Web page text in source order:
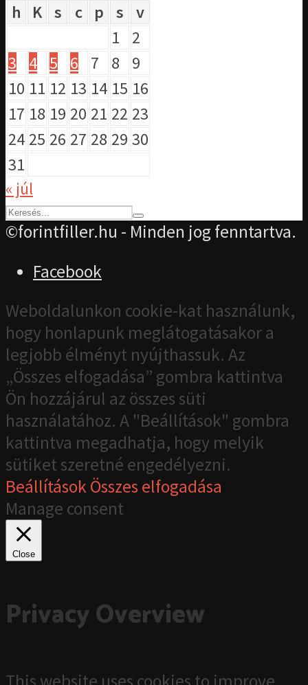
h
K s c p s
v
1
2
3
4 5 6 7 8
9
10 11 12 13 14 15 16
17 18 19 20 21 22 23
24 25 26 27 28 29 30
31
« júl
©forintfiller.hu - Minden jog fenntartva.
Facebook
Weboldalunkon cookie-kat használunk,
hogy honlapunk meglátogatásakor a
legjobb élményt nyújthassuk. Az
„Összes elfogadása” gombra kattintva
Ön hozzájárul az összes süti
használatához. A "Beállítások" gombra
kattintva megadhatja, hogy melyik
sütiket szeretné engedélyezni.
BeállításokÖsszes elfogadása
Manage consent
Close
Privacy Overview